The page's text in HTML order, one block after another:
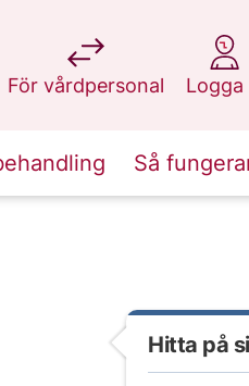
För vårdpersonal
på 1177.se
Logga
på
Så
Hitta på